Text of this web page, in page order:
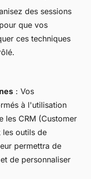
des sessions
que vos
ces techniques
: Vos
à l'utilisation
les CRM (Customer
les outils de
permettra de
de personnaliser